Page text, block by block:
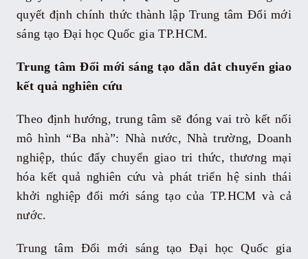
quyết định chính thức thành lập Trung tâm Đổi mới
sáng tạo Đại học Quốc gia TP.HCM.
Trung tâm Đổi mới sáng tạo dẫn dắt chuyển giao
kết quả nghiên cứu
Theo định hướng, trung tâm sẽ đóng vai trò kết nối
mô hình “Ba nhà”: Nhà nước, Nhà trường, Doanh
nghiệp, thúc đẩy chuyển giao tri thức, thương mại
hóa kết quả nghiên cứu và phát triển hệ sinh thái
khởi nghiệp đổi mới sáng tạo của TP.HCM và cả
nước.
Trung tâm Đổi mới sáng tạo Đại học Quốc gia